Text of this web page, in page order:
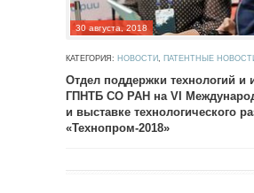
30 августа, 2018
КАТЕГОРИЯ: НОВОСТИ, ПАТЕНТНЫЕ
Отдел поддержки технологий и
ГПНТБ СО РАН на VI
и выставке технологического
«Технопром-2018»